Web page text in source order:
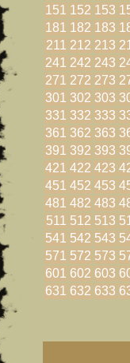
151 152 153
181 182 183
211 212 213
241 242 243
271 272 273
301 302 303
331 332 333
361 362 363
391 392 393
421 422 423
451 452 453
481 482 483
511 512 513
541 542 543
571 572 573
601 602 603
631 632 633